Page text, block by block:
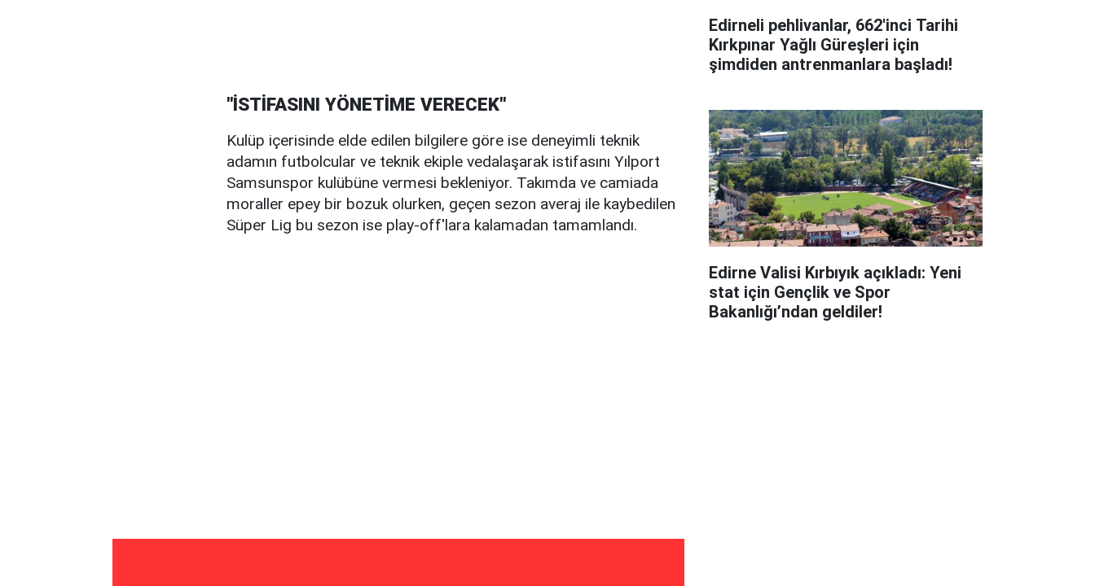
"İSTİFASINI YÖNETİME VERECEK"
Kulüp içerisinde elde edilen bilgilere göre ise deneyimli teknik
adamın futbolcular ve teknik ekiple vedalaşarak istifasını Yılport
Samsunspor kulübüne vermesi bekleniyor. Takımda ve camiada
moraller epey bir bozuk olurken, geçen sezon averaj ile kaybedilen
Süper Lig bu sezon ise play-off'lara kalamadan tamamlandı.
Edirneli pehlivanlar, 662'inci Tarihi
Kırkpınar Yağlı Güreşleri için
şimdiden antrenmanlara başladı!
Edirne Valisi Kırbıyık açıkladı: Yeni
stat için Gençlik ve Spor
Bakanlığı’ndan geldiler!